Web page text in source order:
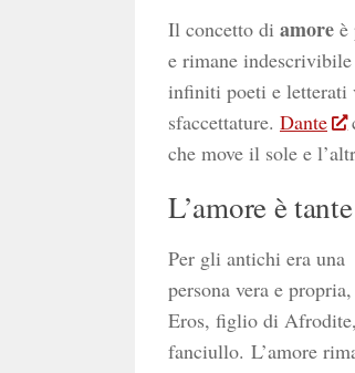
Il concetto di amore è
e rimane
infiniti poeti e letterati
sfaccettature. Dante
che move il sole e
L’amore è
Per gli antichi era una
persona vera e
Eros, figlio di
fanciullo. L’amore